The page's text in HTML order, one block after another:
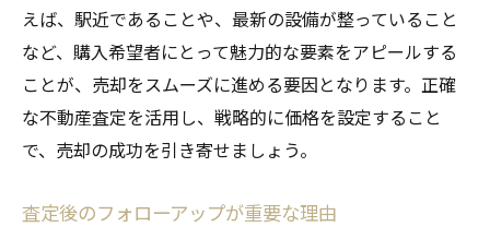
えば、駅近であることや、最新の設備が整っていること
など、購入希望者にとって魅力的な要素をアピールする
ことが、売却をスムーズに進める要因となります。正確
な不動産査定を活用し、戦略的に価格を設定すること
で、売却の成功を引き寄せましょう。
査定後のフォローアップが重要な理由